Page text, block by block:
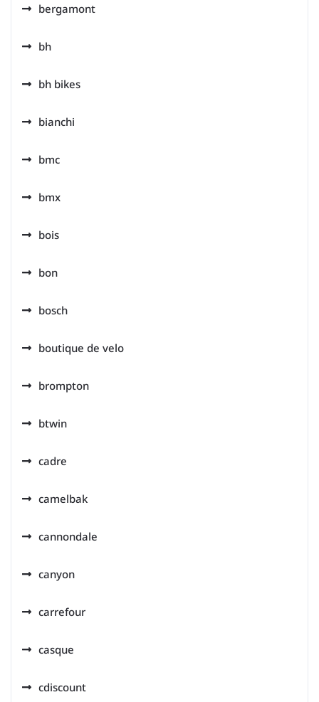
bergamont
bh
bh bikes
bianchi
bmc
bmx
bois
bon
bosch
boutique de velo
brompton
btwin
cadre
camelbak
cannondale
canyon
carrefour
casque
cdiscount